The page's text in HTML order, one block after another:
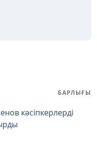
БАРЛЫҒЫ
кәсіпкерлерді